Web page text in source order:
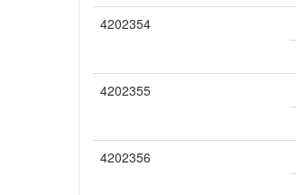
4202354
4202355
4202356